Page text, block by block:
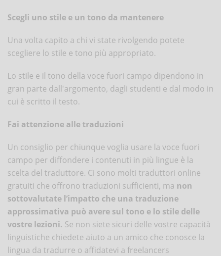
Scegli uno stile e un tono da mantenere
Una volta capito a chi vi state rivolgendo potete
scegliere lo stile e tono più appropriato.
Lo stile e il tono della voce fuori campo dipendono in
gran parte dall'argomento, dagli studenti e dal modo in
cui è scritto il testo.
Fai attenzione alle traduzioni
Un consiglio per chiunque voglia usare la voce fuori
campo per diffondere i contenuti in più lingue è la
scelta del traduttore. Ci sono molti traduttori online
gratuiti che offrono traduzioni sufficienti, ma non
sottovalutate l’impatto che una traduzione
approssimativa può avere sul tono e lo stile delle
vostre lezioni. Se non siete sicuri delle vostre capacità
linguistiche chiedete aiuto a un amico che conosce la
lingua da tradurre o affidatevi a freelancers